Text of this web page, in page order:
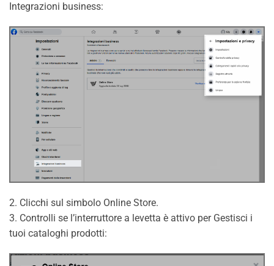
Integrazioni business:
2. Clicchi sul simbolo Online Store.
3. Controlli se l’interruttore a levetta è attivo per Gestisci i
tuoi cataloghi prodotti: